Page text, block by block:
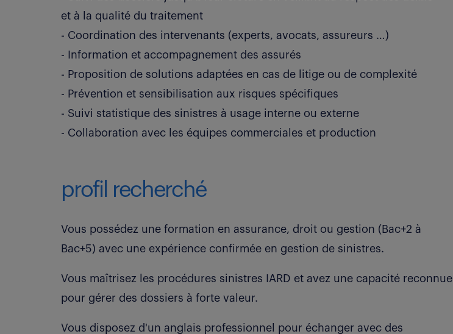
et à la qualité du traitement
- Coordination des intervenants (experts, avocats, assureurs …)
- Information et accompagnement des assurés
- Proposition de solutions adaptées en cas de litige ou de complexité
- Prévention et sensibilisation aux risques spécifiques
- Suivi statistique des sinistres à usage interne ou externe
- Collaboration avec les équipes commerciales et production
profil recherché
Vous possédez une formation en assurance, droit ou gestion (Bac+2 à
Bac+5) avec une expérience confirmée en gestion de sinistres.
Vous maîtrisez les procédures sinistres IARD et avez une capacité reconnue
pour gérer des dossiers à forte valeur.
Vous disposez d'un anglais professionnel pour échanger avec des